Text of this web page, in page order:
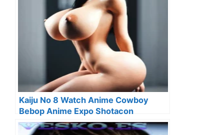
Kaiju No 8 Watch Anime Cowboy
Bebop Anime Expo Shotacon